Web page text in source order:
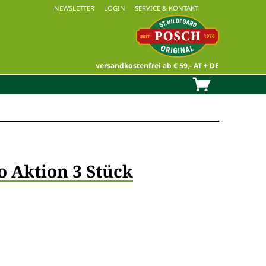
NEWSLETTER LOGIN SERVICE & KONTAKT
versandkostenfrei ab € 59,- AT + DE
Aktion 3 Stück